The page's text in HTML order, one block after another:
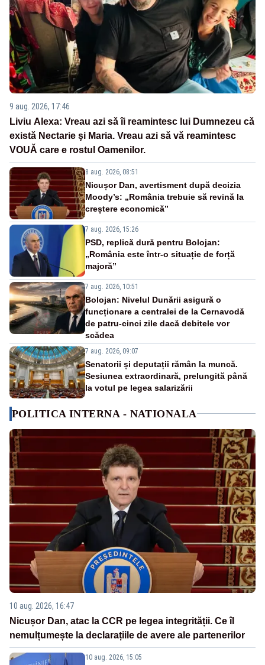
9 aug. 2026, 17:46
Liviu Alexa: Vreau azi sǎ îi reamintesc lui Dumnezeu cǎ
existǎ Nectarie şi Maria. Vreau azi sǎ vǎ reamintesc
VOUǍ care e rostul Oamenilor.
8 aug. 2026, 08:51
Nicușor Dan, avertisment după decizia
Moody’s: „România trebuie să revină la
creștere economică”
7 aug. 2026, 15:26
PSD, replică dură pentru Bolojan:
„România este într-o situație de forță
majoră”
7 aug. 2026, 10:51
Bolojan: Nivelul Dunării asigură o
funcționare a centralei de la Cernavodă
de patru-cinci zile dacă debitele vor
scădea
7 aug. 2026, 09:07
Senatorii și deputații rămân la muncă.
Sesiunea extraordinară, prelungită până
la votul pe legea salarizării
POLITICA INTERNA - NATIONALA
10 aug. 2026, 16:47
Nicușor Dan, atac la CCR pe legea integrității. Ce îl
nemulțumește la declarațiile de avere ale partenerilor
10 aug. 2026, 15:05